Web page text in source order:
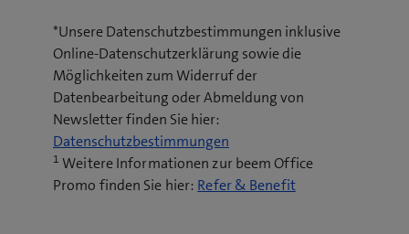
*Unsere Datenschutzbestimmungen inklusive
Online-Datenschutzerklärung sowie die
Möglichkeiten zum Widerruf der
Datenbearbeitung oder Abmeldung von
Newsletter finden Sie hier:
Datenschutzbestimmungen
o
p
1Weitere Informationen zur beem Office
Promo finden Sie hier: Refer & Benefit